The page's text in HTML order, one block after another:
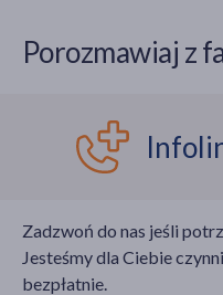
Porozmawiaj z
Zadzwoń do nas jeśli
Jesteśmy dla Ciebie
bezpłatnie.